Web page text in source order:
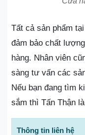
Tất cả sản phẩm
đảm bảo chất
hàng. Nhân viên
sàng tư vấn các
Nếu bạn đang tìm
sắm thì Tấn Thận
Thông tin liên hệ